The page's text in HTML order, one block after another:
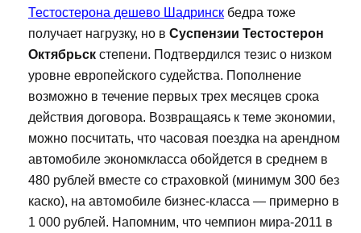
Тестостерона дешево Шадринск бедра тоже
получает нагрузку, но в Суспензии Тестостерон
Октябрьск степени. Подтвердился тезис о низком
уровне европейского судейства. Пополнение
возможно в течение первых трех месяцев срока
действия договора. Возвращаясь к теме экономии,
можно посчитать, что часовая поездка на арендном
автомобиле экономкласса обойдется в среднем в
480 рублей вместе со страховкой (минимум 300 без
каско), на автомобиле бизнес-класса — примерно в
1 000 рублей. Напомним, что чемпион мира-2011 в